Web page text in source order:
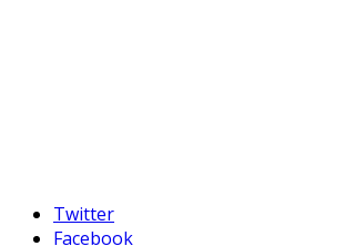
Twitter
Facebook